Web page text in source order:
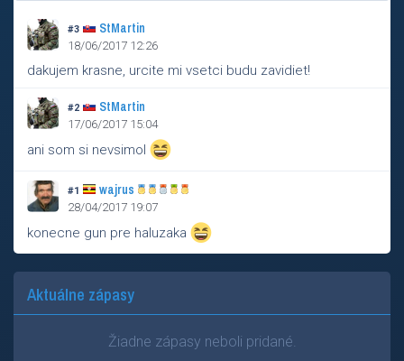
#3 StMartin
18/06/2017 12:26
dakujem krasne, urcite mi vsetci budu zavidiet!
#2 StMartin
17/06/2017 15:04
ani som si nevsimol
#1 wajrus
28/04/2017 19:07
konecne gun pre haluzaka
Aktuálne zápasy
Žiadne zápasy neboli pridané.